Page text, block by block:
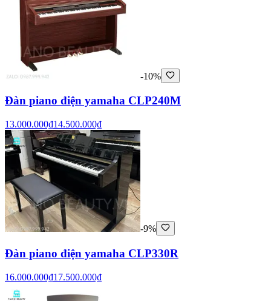
-10%
Đàn piano điện yamaha CLP240M
13.000.000₫14.500.000₫
-9%
Đàn piano điện yamaha CLP330R
16.000.000₫17.500.000₫